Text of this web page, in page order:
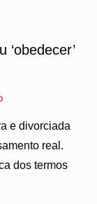
e divorciada
real.
dos termos